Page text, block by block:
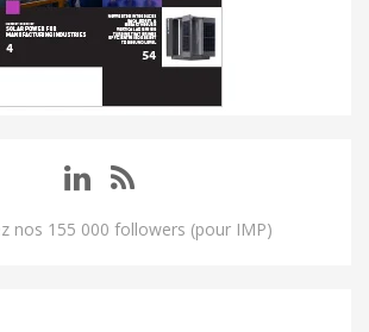
nos 155 000 followers (pour IMP)